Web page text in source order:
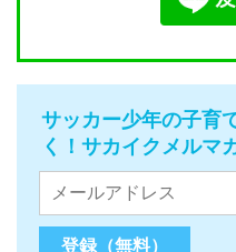
サッカー少年の子育
く！サカイクメルマ